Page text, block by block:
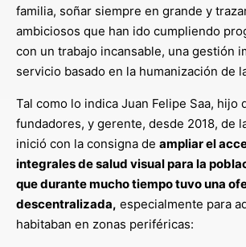
familia, soñar siempre en grande y
ambiciosos que han ido cumpliendo
con un trabajo incansable, una gestión
servicio basado en la humanización de
Tal como lo indica Juan Felipe Saa, hijo
fundadores, y gerente, desde 2018, de
inició con la consigna de ampliar el
integrales de salud visual para la
que durante mucho tiempo tuvo una
descentralizada, especialmente para
habitaban en zonas periféricas: